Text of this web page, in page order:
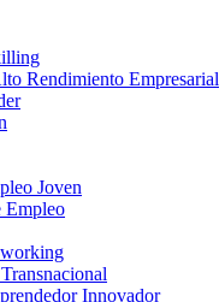
Rendimiento Empresarial
Joven
Empleo
Innovador